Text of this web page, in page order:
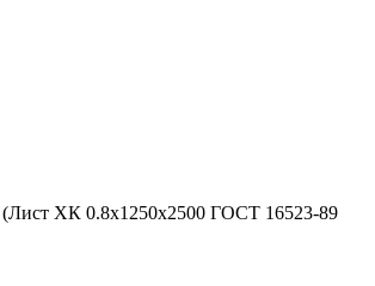
(Лист ХК 0.8x1250x2500 ГОСТ 16523-89